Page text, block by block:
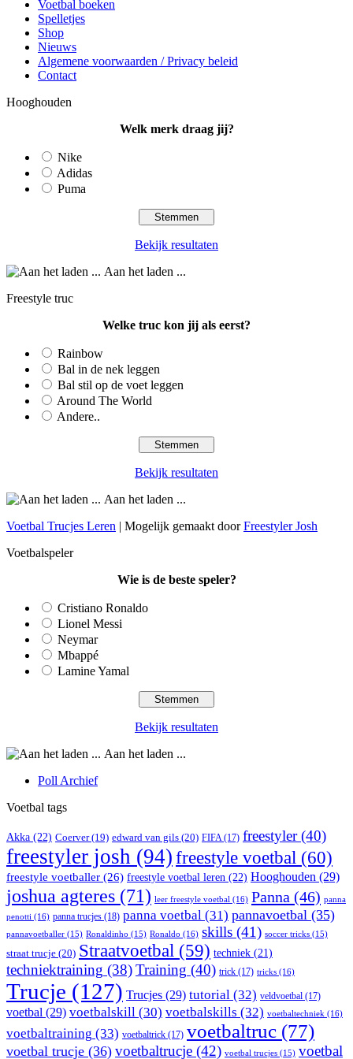
Voetbal boeken
Spelletjes
Shop
Nieuws
Algemene voorwaarden / Privacy beleid
Contact
Hooghouden
Welk merk draag jij?
Nike
Adidas
Puma
Bekijk resultaten
Aan het laden ...
Freestyle truc
Welke truc kon jij als eerst?
Rainbow
Bal in de nek leggen
Bal stil op de voet leggen
Around The World
Andere..
Bekijk resultaten
Aan het laden ...
Voetbal Trucjes Leren | Mogelijk gemaakt doorFreestyler Josh
Voetbalspeler
Wie is de beste speler?
Cristiano Ronaldo
Lionel Messi
Neymar
Mbappé
Lamine Yamal
Bekijk resultaten
Aan het laden ...
Poll Archief
Voetbal tags
Akka (22) Coerver(19) edward van gils (20) FIFA(17) freestyler(40)
freestyler josh (94) freestyle voetbal (60)
freestyle voetballer (26) freestyle voetbal leren (22) Hooghouden (29)
joshua agteres (71) leer freestyle voetbal (16) Panna (46) panna
penotti (16) panna trucjes (18) panna voetbal (31) pannavoetbal (35)
pannavoetballer (15) Ronaldinho (15) Ronaldo (16) skills (41) soccer tricks (15)
straat trucje (20) Straatvoetbal (59) techniek (21)
techniektraining (38)Training (40) trick (17) tricks (16)
Trucje (127) Trucjes (29) tutorial (32) veldvoetbal (17)
voetbal (29) voetbalskill (30) voetbalskills (32) voetbaltechniek (16)
voetbaltraining (33) voetbaltrick (17) voetbaltruc (77)
voetbal trucje (36) voetbaltrucje (42) voetbal trucjes (15) voetbal